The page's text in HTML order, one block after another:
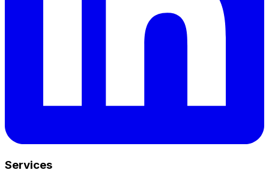
Services